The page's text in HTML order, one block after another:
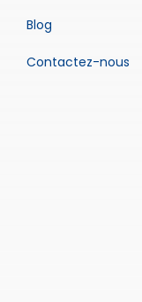
Blog
Contactez-nous